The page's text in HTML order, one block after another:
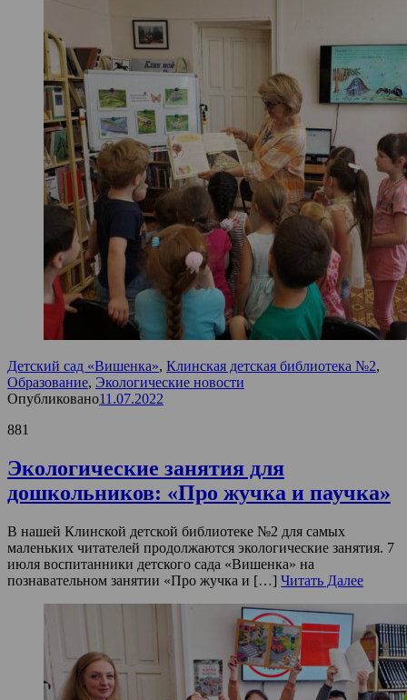
Детский сад «Вишенка», Клинская детская библиотека №2,
Образование, Экологические новости
Опубликовано11.07.2022
881
Экологические занятия для
дошкольников: «Про жучка и паучка»
В нашей Клинской детской библиотеке №2 для самых
маленьких читателей продолжаются экологические занятия. 7
июля воспитанники детского сада «Вишенка» на
познавательном занятии «Про жучка и […] Читать Далее